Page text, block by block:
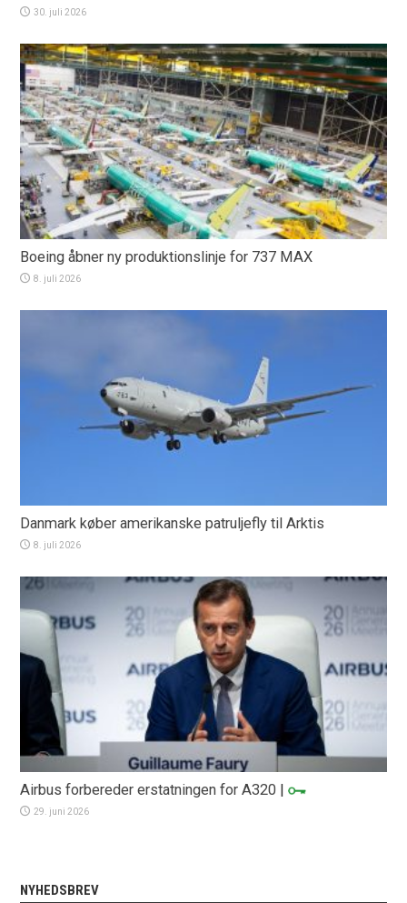
30. juli 2026
Boeing åbner ny produktionslinje for 737 MAX
8. juli 2026
Danmark køber amerikanske patruljefly til Arktis
8. juli 2026
Airbus forbereder erstatningen for A320 |
29. juni 2026
NYHEDSBREV